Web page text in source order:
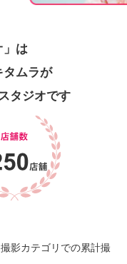
」は
ムラが
タジオです
影カテゴリでの累計撮